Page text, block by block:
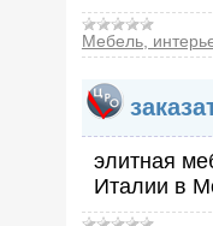
Мебель,
элитная
Италии в